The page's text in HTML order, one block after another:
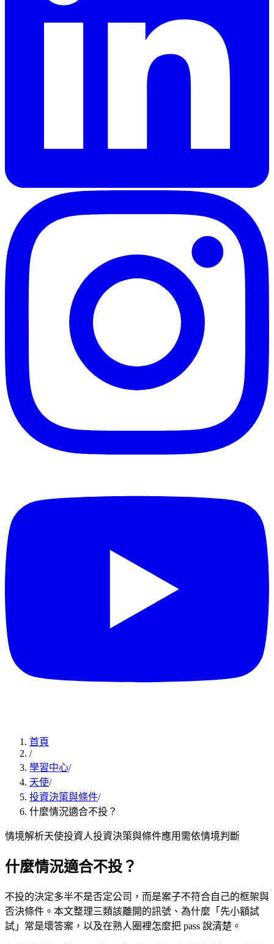
首頁
/
學習中心/
天使/
投資決策與條件/
什麼情況適合不投？
情境解析天使投資人投資決策與條件應用 需依情境判斷
什麼情況適合不投？
不投的決定多半不是否定公司，而是案子不符合自己的框架與
否決條件。本文整理三類該離開的訊號、為什麼「先小額試
試」常是壞答案，以及在熟人圈裡怎麼把 pass 說清楚。